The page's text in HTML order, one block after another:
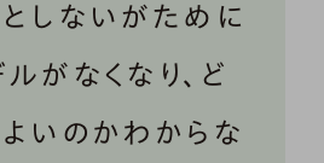
しないがために
がなくなり、ど
いのかわからな